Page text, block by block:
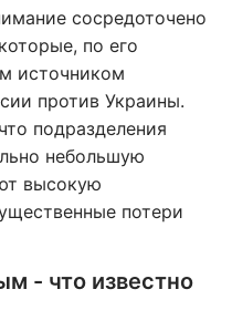
сосредоточено
по его
источником
против Украины.
подразделения
небольшую
высокую
потери
- что известно